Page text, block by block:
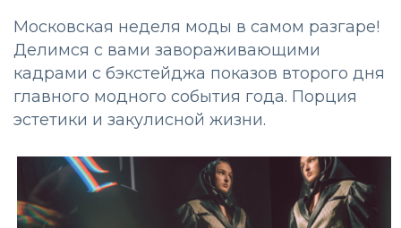
Московская неделя моды в самом разгаре!
Делимся с вами завораживающими
кадрами с бэкстейджа показов второго дня
главного модного события года. Порция
эстетики и закулисной жизни.